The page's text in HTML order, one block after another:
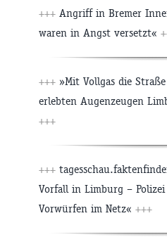
+++ Angriff in Bremer
waren in Angst versetzt«
+++ »Mit Vollgas die
erlebten Augenzeugen
+++
+++
Vorfall in Limburg –
Vorwürfen im Netz« +++